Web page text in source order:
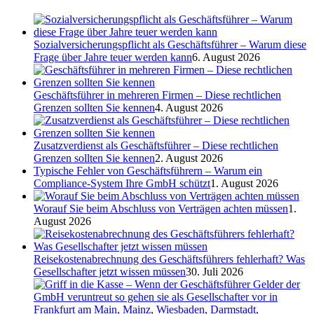
Sozialversicherungspflicht als Geschäftsführer – Warum diese
Frage über Jahre teuer werden kann6. August 2026
Geschäftsführer in mehreren Firmen – Diese rechtlichen
Grenzen sollten Sie kennen4. August 2026
Zusatzverdienst als Geschäftsführer – Diese rechtlichen
Grenzen sollten Sie kennen2. August 2026
Typische Fehler von Geschäftsführern – Warum ein
Compliance-System Ihre GmbH schützt1. August 2026
Worauf Sie beim Abschluss von Verträgen achten müssen1.
August 2026
Reisekostenabrechnung des Geschäftsführers fehlerhaft? Was
Gesellschafter jetzt wissen müssen30. Juli 2026